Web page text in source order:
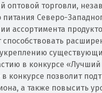
оптовой торговли,
Северо-
ассортимента
способствовать
в конкурсе
конкурсе позволит
а также повысить